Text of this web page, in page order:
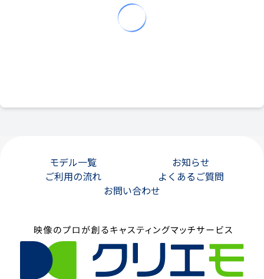
モデル一覧
お知らせ
ご利用の流れ
よくあるご質問
お問い合わせ